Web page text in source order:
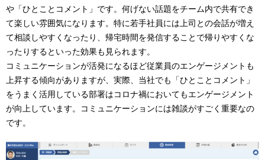
や「ひとことコメント」です。何げない話題をチーム内で共有でき
て楽しい雰囲気になります。特に若手社員には上司との会話が増え
て相談しやすくなったり、帰宅時間を発信することで帰りやすくな
ったりするといった効果も見られます。
コミュニケーションが活発になるほど従業員のエンゲージメントも
上昇する傾向がありますが、実際、当社でも「ひとことコメント」
をうまく活用している部署はコロナ禍においてもエンゲージメント
が向上しています。コミュニケーションには雑談がすごく重要なの
です。